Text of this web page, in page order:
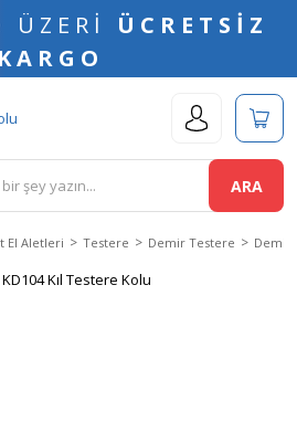
ÜZERİ ÜCRETSİZ
KARGO
ARA
El Aletleri Testere Demir Testere Demir